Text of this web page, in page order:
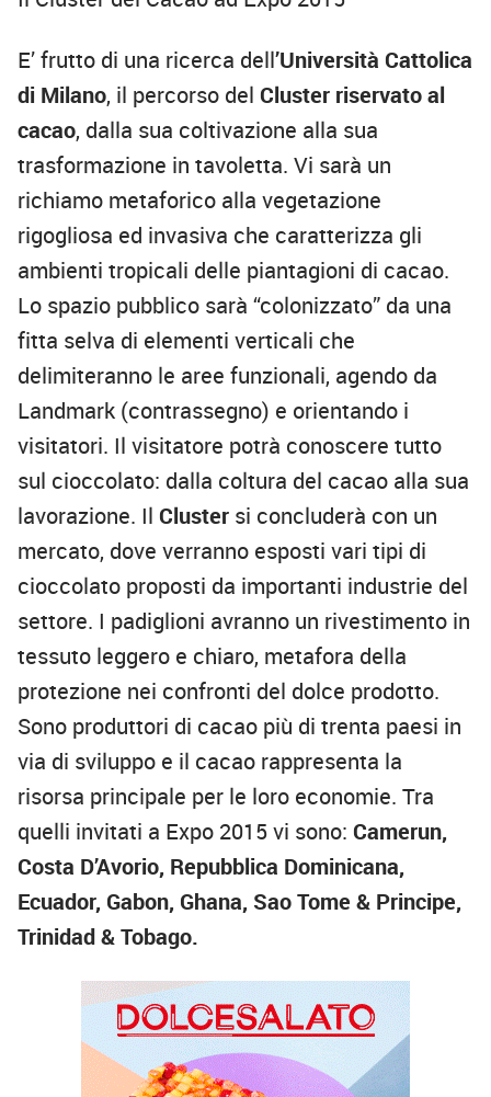
E’ frutto di una ricerca dell’Università Cattolica
di Milano, il percorso del Cluster riservato al
cacao, dalla sua coltivazione alla sua
trasformazione in tavoletta. Vi sarà un
richiamo metaforico alla vegetazione
rigogliosa ed invasiva che caratterizza gli
ambienti tropicali delle piantagioni di cacao.
Lo spazio pubblico sarà “colonizzato” da una
fitta selva di elementi verticali che
delimiteranno le aree funzionali, agendo da
Landmark (contrassegno) e orientando i
visitatori. Il visitatore potrà conoscere tutto
sul cioccolato: dalla coltura del cacao alla sua
lavorazione. Il Cluster si concluderà con un
mercato, dove verranno esposti vari tipi di
cioccolato proposti da importanti industrie del
settore. I padiglioni avranno un rivestimento in
tessuto leggero e chiaro, metafora della
protezione nei confronti del dolce prodotto.
Sono produttori di cacao più di trenta paesi in
via di sviluppo e il cacao rappresenta la
risorsa principale per le loro economie. Tra
quelli invitati a Expo 2015 vi sono: Camerun,
Costa D’Avorio, Repubblica Dominicana,
Ecuador, Gabon, Ghana, Sao Tome & Principe,
Trinidad & Tobago.